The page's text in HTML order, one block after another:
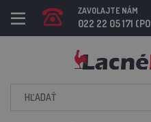
ZAVOLAJTE NÁM
022 22 05 171